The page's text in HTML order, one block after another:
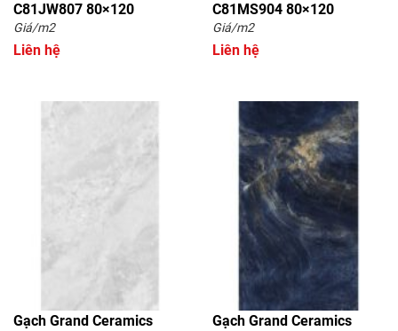
C81JW807 80×120
Giá/m2
Liên hệ
C81MS904 80×120
Giá/m2
Liên hệ
Gạch Grand Ceramics
Gạch Grand Ceramics